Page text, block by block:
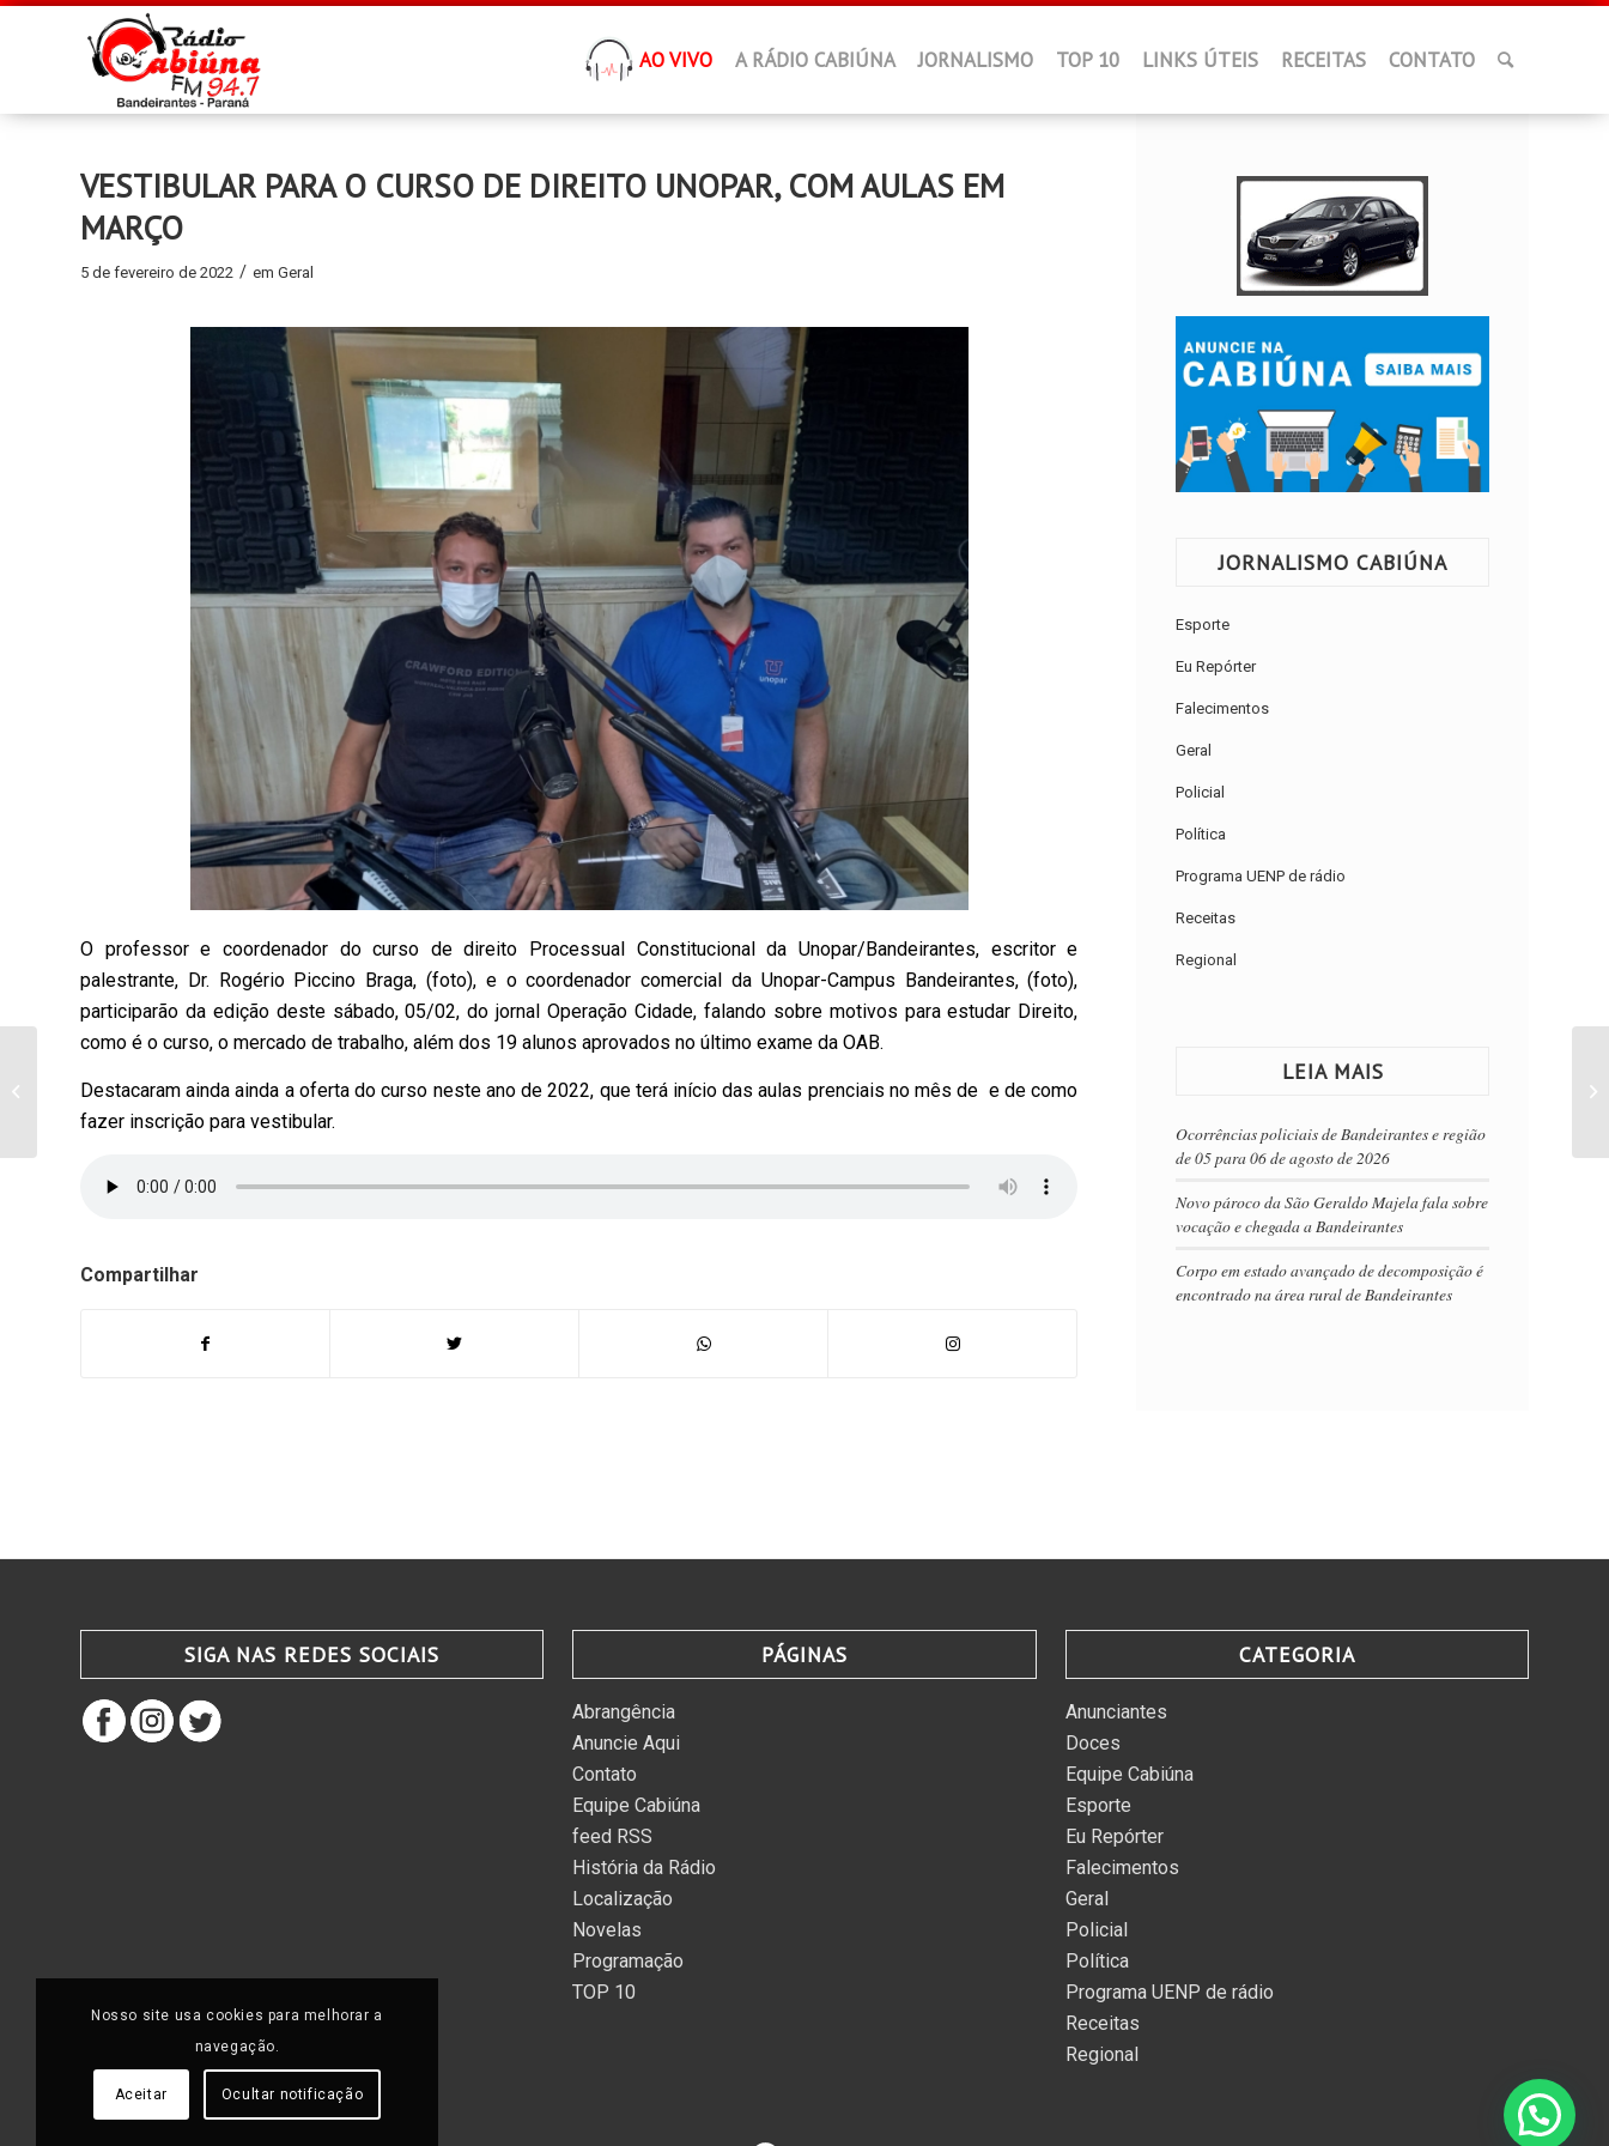
AO VIVO A RÁDIO CABIÚNA JORNALISMO TOP 10 LINKS ÚTEIS RECEITAS CONTATO
VESTIBULAR PARA O CURSO DE DIREITO UNOPAR, COM AULAS EM
MARÇO
5 de fevereiro de 2022 / em Geral
O professor e coordenador do curso de direito Processual Constitucional da Unopar/Bandeirantes, escritor e
palestrante, Dr. Rogério Piccino Braga, (foto), e o coordenador comercial da Unopar-Campus Bandeirantes, (foto),
participarão da edição deste sábado, 05/02, do jornal Operação Cidade, falando sobre motivos para estudar Direito,
como é o curso, o mercado de trabalho, além dos 19 alunos aprovados no último exame da OAB.
Destacaram ainda ainda a oferta do curso neste ano de 2022, que terá início das aulas prenciais no mês de e de como
fazer inscrição para vestibular.
Compartilhar
JORNALISMO CABIÚNA
Esporte
Eu Repórter
Falecimentos
Geral
Policial
Política
Programa UENP de rádio
Receitas
Regional
LEIA MAIS
Ocorrências policiais de Bandeirantes e região
de 05 para 06 de agosto de 2026
Novo pároco da São Geraldo Majela fala sobre
vocação e chegada a Bandeirantes
Corpo em estado avançado de decomposição é
encontrado na área rural de Bandeirantes
SIGA NAS REDES SOCIAIS PÁGINAS
Abrangência
Anuncie Aqui
Contato
Equipe Cabiúna
feed RSS
História da Rádio
Localização
Novelas
Programação
TOP 10
CATEGORIA
Anunciantes
Doces
Equipe Cabiúna
Esporte
Eu Repórter
Falecimentos
Geral
Policial
Política
Programa UENP de rádio
Receitas
Regional
acompanhamento
04/02, dos casos de
Nosso site usa cookies para melhorar a
navegação.
Aceitar Ocultar notificação